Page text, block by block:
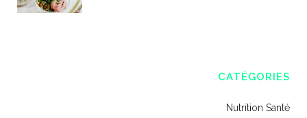
CATÉGORIES
Nutrition Santé